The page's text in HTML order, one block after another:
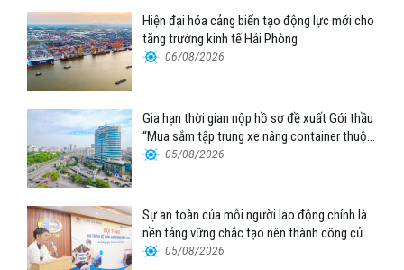
Hiện đại hóa cảng biển tạo động lực mới cho
tăng trưởng kinh tế Hải Phòng
06/08/2026
Gia hạn thời gian nộp hồ sơ đề xuất Gói thầu
“Mua sắm tập trung xe nâng container thuộc
Tổng công ty Hàng hải Việt Nam – CTCP”
05/08/2026
Sự an toàn của mỗi người lao động chính là
nền tảng vững chắc tạo nên thành công của
Cảng Đà Nẵng
05/08/2026